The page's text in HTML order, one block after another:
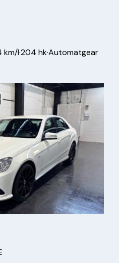
km/l·204 hk·Automatgear